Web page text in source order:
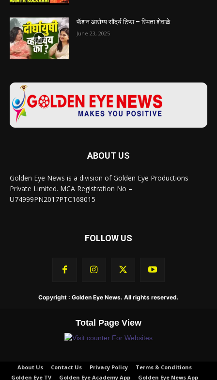
फॅशन आरोग्य सौंदर्य टिप्स – स्मिता शेवाळे
June 23, 2025
ABOUT US
Golden Eye News is a division of Golden Eye Productions
Private Limited. MCA Registration No –
U74999PN2017PTC168015
FOLLOW US
Copyright : Golden Eye News. All rights reserved.
Total Page View
About Us Contact Us Privacy Policy
Terms & Conditions
Golden Eye TV
Golden Eye Academy App Golden Eye News App